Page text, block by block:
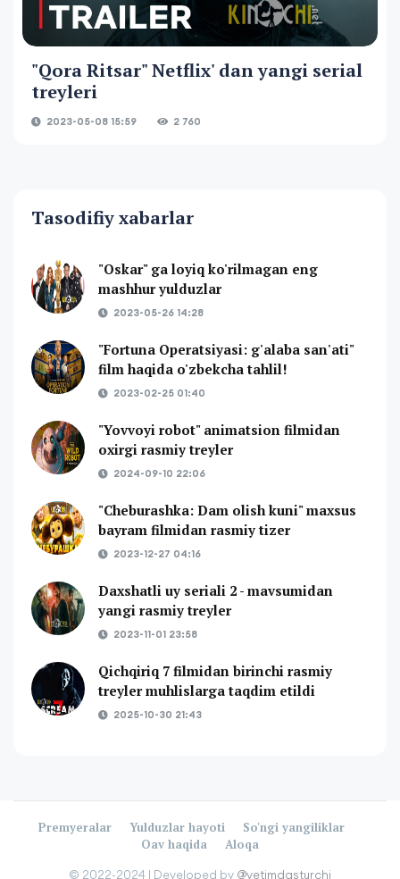
"Qora Ritsar" Netflix' dan yangi serial
treyleri
2023-05-08 15:59 2 760
Tasodifiy xabarlar
"Oskar" ga loyiq ko'rilmagan eng
mashhur yulduzlar
2023-05-26 14:28
"Fortuna Operatsiyasi: g'alaba san'ati"
film haqida o'zbekcha tahlil!
2023-02-25 01:40
"Yovvoyi robot" animatsion filmidan
oxirgi rasmiy treyler
2024-09-10 22:06
"Cheburashka: Dam olish kuni" maxsus
bayram filmidan rasmiy tizer
2023-12-27 04:16
Daxshatli uy seriali 2 - mavsumidan
yangi rasmiy treyler
2023-11-01 23:58
Qichqiriq 7 filmidan birinchi rasmiy
treyler muhlislarga taqdim etildi
2025-10-30 21:43
Premyeralar Yulduzlar hayoti
So'ngi yangiliklar
Oav haqida
Aloqa
©️ 2022-2024 | Developed by @yetimdasturchi